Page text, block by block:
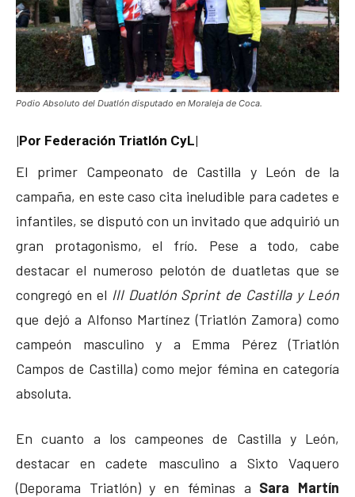
Podio Absoluto del Duatlón disputado en Moraleja de Coca.
|Por Federación Triatlón CyL|
El primer Campeonato de Castilla y León de la
campaña, en este caso cita ineludible para cadetes e
infantiles, se disputó con un invitado que adquirió un
gran protagonismo, el frío. Pese a todo, cabe
destacar el numeroso pelotón de duatletas que se
congregó en el III Duatlón Sprint de Castilla y León
que dejó a Alfonso Martínez (Triatlón Zamora) como
campeón masculino y a Emma Pérez (Triatlón
Campos de Castilla) como mejor fémina en categoría
absoluta.
En cuanto a los campeones de Castilla y León,
destacar en cadete masculino a Sixto Vaquero
(Deporama Triatlón) y en féminas a Sara Martín